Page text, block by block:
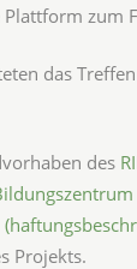
Plattform zum
das
des
Projekts.